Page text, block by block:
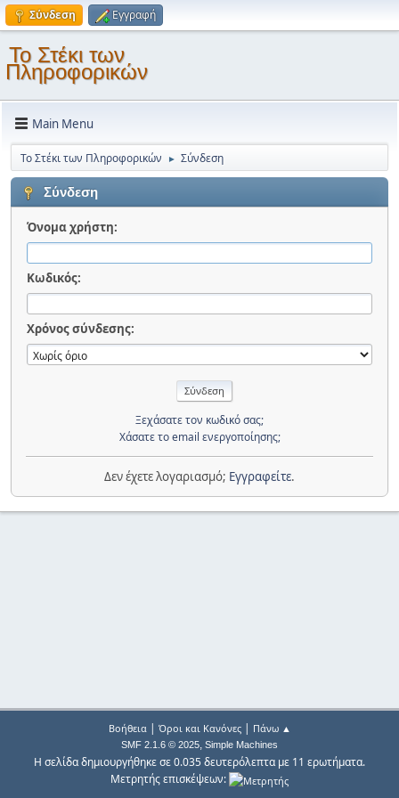
Σύνδεση Εγγραφή
Το Στέκι των
Πληροφορικών
Main Menu
Το Στέκι των Πληροφορικών ► Σύνδεση
Σύνδεση
Όνομα χρήστη:
Κωδικός:
Χρόνος σύνδεσης:
Ξεχάσατε τον κωδικό σας;
Χάσατε το email ενεργοποίησης;
Δεν έχετε λογαριασμό; Εγγραφείτε.
Βοήθεια| Όροι και Κανόνες| Πάνω ▲
SMF 2.1.6 © 2025, Simple Machines
Η σελίδα δημιουργήθηκε σε 0.035 δευτερόλεπτα με 11 ερωτήματα.
Μετρητής επισκέψεων: